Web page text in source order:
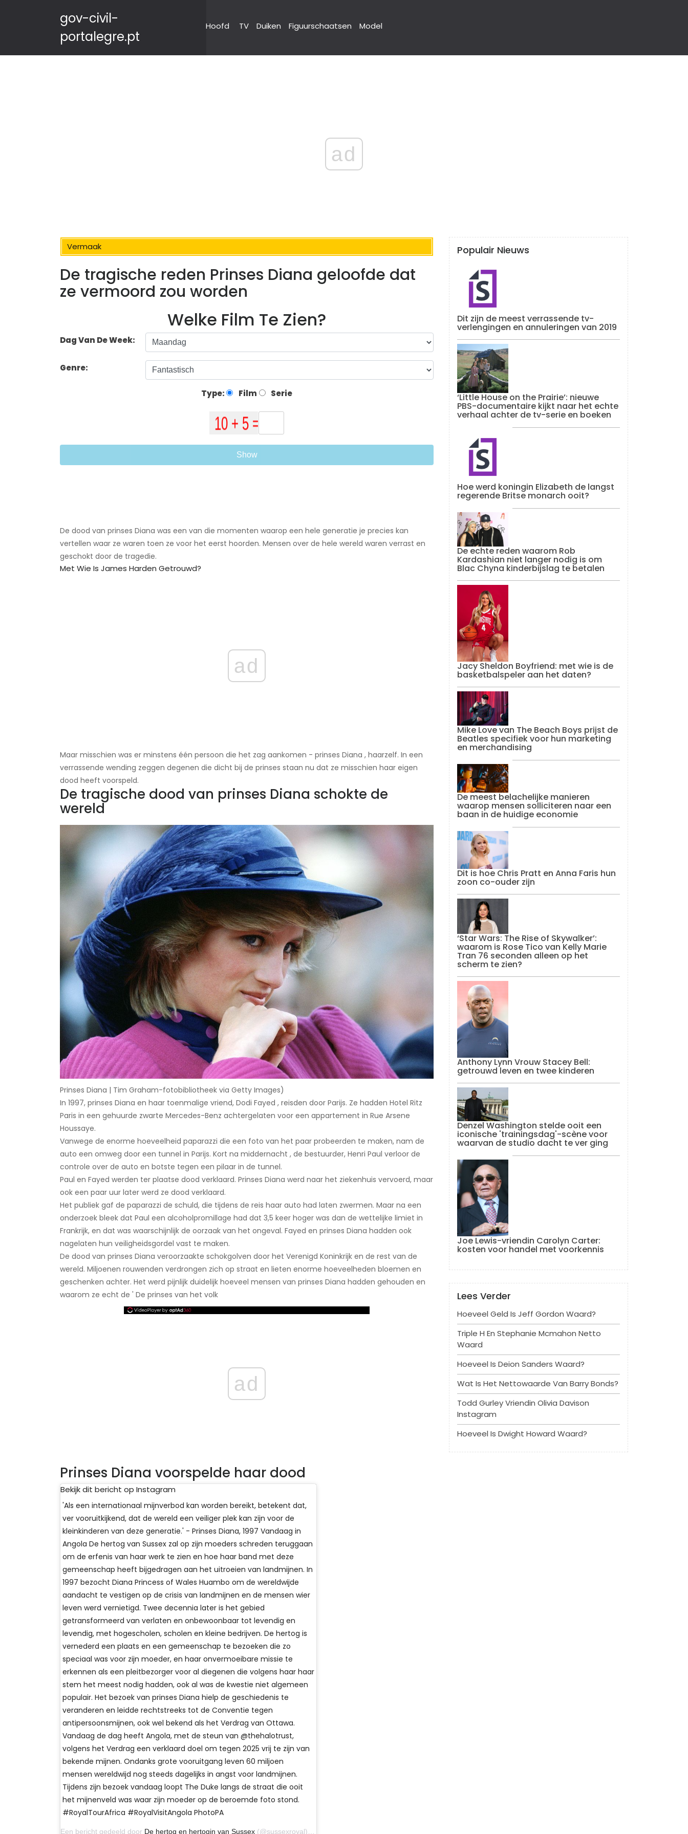
gov-civil-
portalegre.pt
Hoofd TV Duiken Figuurschaatsen Model
ad
Vermaak
De tragische reden Prinses Diana geloofde dat
ze vermoord zou worden
Welke Film Te Zien?
Dag Van De Week:
Genre:
Type: Film Serie
Show
De dood van prinses Diana was een van die momenten waarop een hele generatie je precies kan
vertellen waar ze waren toen ze voor het eerst hoorden. Mensen over de hele wereld waren verrast en
geschokt door de tragedie.
Met Wie Is James Harden Getrouwd?
ad
Maar misschien was er minstens één persoon die het zag aankomen - prinses Diana , haarzelf. In een
verrassende wending zeggen degenen die dicht bij de prinses staan ​​nu dat ze misschien haar eigen
dood heeft voorspeld.
De tragische dood van prinses Diana schokte de
wereld
Prinses Diana | Tim Graham-fotobibliotheek via Getty Images)
In 1997, prinses Diana en haar toenmalige vriend, Dodi Fayed , reisden door Parijs. Ze hadden Hotel Ritz
Paris in een gehuurde zwarte Mercedes-Benz achtergelaten voor een appartement in Rue Arsene
Houssaye.
Vanwege de enorme hoeveelheid paparazzi die een foto van het paar probeerden te maken, nam de
auto een omweg door een tunnel in Parijs. Kort na middernacht , de bestuurder, Henri Paul verloor de
controle over de auto en botste tegen een pilaar in de tunnel.
Paul en Fayed werden ter plaatse dood verklaard. Prinses Diana werd naar het ziekenhuis vervoerd, maar
ook een paar uur later werd ze dood verklaard.
Het publiek gaf de paparazzi de schuld, die tijdens de reis haar auto had laten zwermen. Maar na een
onderzoek bleek dat Paul een alcoholpromillage had dat 3,5 keer hoger was dan de wettelijke limiet in
Frankrijk, en dat was waarschijnlijk de oorzaak van het ongeval. Fayed en prinses Diana hadden ook
nagelaten hun veiligheidsgordel vast te maken.
De dood van prinses Diana veroorzaakte schokgolven door het Verenigd Koninkrijk en de rest van de
wereld. Miljoenen rouwenden verdrongen zich op straat en lieten enorme hoeveelheden bloemen en
geschenken achter. Het werd pijnlijk duidelijk hoeveel mensen van prinses Diana hadden gehouden en
waarom ze echt de ' De prinses van het volk ​
ad
Prinses Diana voorspelde haar dood
Bekijk dit bericht op Instagram
'Als een internationaal mijnverbod kan worden bereikt, betekent dat,
ver vooruitkijkend, dat de wereld een veiliger plek kan zijn voor de
kleinkinderen van deze generatie.' - Prinses Diana, 1997 Vandaag in
Angola De hertog van Sussex zal op zijn moeders schreden teruggaan
om de erfenis van haar werk te zien en hoe haar band met deze
gemeenschap heeft bijgedragen aan het uitroeien van landmijnen. In
1997 bezocht Diana Princess of Wales Huambo om de wereldwijde
aandacht te vestigen op de crisis van landmijnen en de mensen wier
leven werd vernietigd. Twee decennia later is het gebied
getransformeerd van verlaten en onbewoonbaar tot levendig en
levendig, met hogescholen, scholen en kleine bedrijven. De hertog is
vernederd een plaats en een gemeenschap te bezoeken die zo
speciaal was voor zijn moeder, en haar onvermoeibare missie te
erkennen als een pleitbezorger voor al diegenen die volgens haar haar
stem het meest nodig hadden, ook al was de kwestie niet algemeen
populair. Het bezoek van prinses Diana hielp de geschiedenis te
veranderen en leidde rechtstreeks tot de Conventie tegen
antipersoonsmijnen, ook wel bekend als het Verdrag van Ottawa.
Vandaag de dag heeft Angola, met de steun van @thehalotrust,
volgens het Verdrag een verklaard doel om tegen 2025 vrij te zijn van
bekende mijnen. Ondanks grote vooruitgang leven 60 miljoen
mensen wereldwijd nog steeds dagelijks in angst voor landmijnen.
Tijdens zijn bezoek vandaag loopt The Duke langs de straat die ooit
het mijnenveld was waar zijn moeder op de beroemde foto stond.
#RoyalTourAfrica #RoyalVisitAngola PhotoPA
Een bericht gedeeld door De hertog en hertogin van Sussex (@sussexroyal) op 26 september 2019 om 23:15 uur PDT
Populair Nieuws
Dit zijn de meest verrassende tv-
verlengingen en annuleringen van 2019
‘Little House on the Prairie’: nieuwe
PBS-documentaire kijkt naar het echte
verhaal achter de tv-serie en boeken
Hoe werd koningin Elizabeth de langst
regerende Britse monarch ooit?
De echte reden waarom Rob
Kardashian niet langer nodig is om
Blac Chyna kinderbijslag te betalen
Jacy Sheldon Boyfriend: met wie is de
basketbalspeler aan het daten?
Mike Love van The Beach Boys prijst de
Beatles specifiek voor hun marketing
en merchandising
De meest belachelijke manieren
waarop mensen solliciteren naar een
baan in de huidige economie
Dit is hoe Chris Pratt en Anna Faris hun
zoon co-ouder zijn
‘Star Wars: The Rise of Skywalker’:
waarom is Rose Tico van Kelly Marie
Tran 76 seconden alleen op het
scherm te zien?
Anthony Lynn Vrouw Stacey Bell:
getrouwd leven en twee kinderen
Denzel Washington stelde ooit een
iconische 'trainingsdag'-scène voor
waarvan de studio dacht te ver ging
Joe Lewis-vriendin Carolyn Carter:
kosten voor handel met voorkennis
Lees Verder
Hoeveel Geld Is Jeff Gordon Waard?
Triple H En Stephanie Mcmahon Netto
Waard
Hoeveel Is Deion Sanders Waard?
Wat Is Het Nettowaarde Van Barry Bonds?
Todd Gurley Vriendin Olivia Davison
Instagram
Hoeveel Is Dwight Howard Waard?